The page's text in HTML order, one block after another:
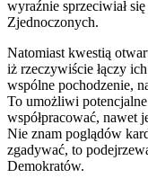
wyraźnie sprzeciwiał
Zjednoczonych.
Natomiast kwestią
iż rzeczywiście łączy
wspólne pochodzenie,
To umożliwi
współpracować, nawet
Nie znam poglądów
zgadywać, to
Demokratów.